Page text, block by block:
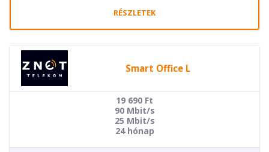
RÉSZLETEK
Smart Office L
19 690 Ft
90 Mbit/s
25 Mbit/s
24 hónap